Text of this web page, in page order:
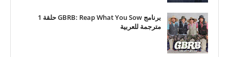
برنامج GBRB: Reap What You Sow حلقة 1
مترجمة للعربية